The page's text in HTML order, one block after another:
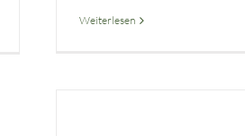
Weiterlesen